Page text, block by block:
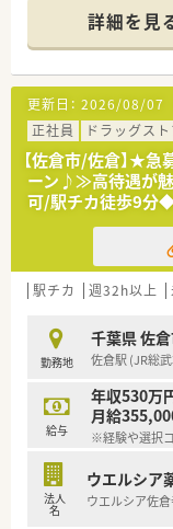
頑張り次第で高
■経験や勤務
半スタートと業
■職種や職域に
修を用意され
■薬剤師が中
種多様に用意
■店舗拡大に伴
トのポジショ
■在宅や教育
とも可能です。
■その他にも
域は多種多様
■在宅実施店舗
わる事ができ
時短勤務がで
■年間休日が
■日用品から
たくさんありま
詳細を見
更新日： 2026/08/07
正社員
ドラッグス
【佐倉市/佐倉】★
ーン♪≫高待遇が
可/駅チカ徒歩9分◆
駅チカ 週32h以上
勤務地
千葉県 佐
佐倉駅 (JR総
給与
年収530万
月給
※経験や選択
法人
名
ウエルシア
ウエルシア佐